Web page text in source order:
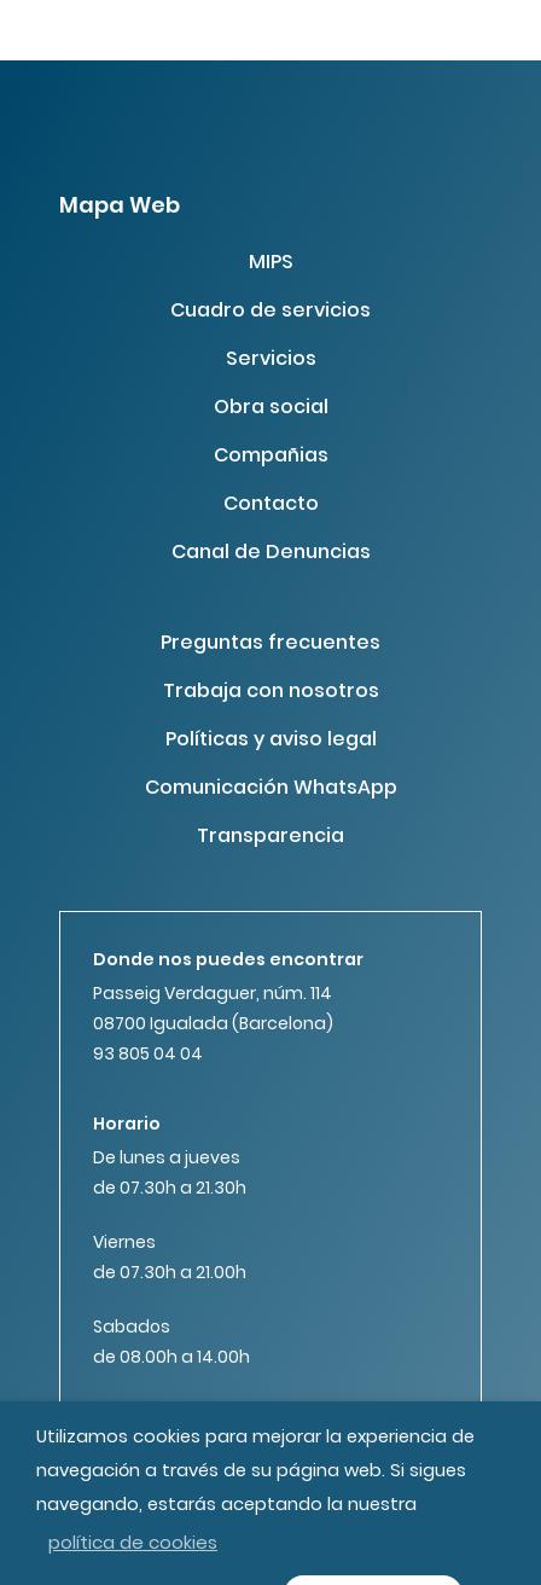
Mapa Web
MIPS
Cuadro de servicios
Servicios
Obra social
Compañias
Contacto
Canal de Denuncias
Preguntas frecuentes
Trabaja con nosotros
Políticas y aviso legal
Comunicación WhatsApp
Transparencia
Todos los derechos reservados
Donde nos puedes encontrar
Passeig Verdaguer, núm. 114
08700 Igualada (Barcelona)
93 805 04 04
Horario
De lunes a jueves
de 07.30h a 21.30h
Viernes
de 07.30h a 21.00h
Sabados
de 08.00h a 14.00h
Utilizamos cookies para mejorar la experiencia de
navegación a través de su página web. Si sigues
navegando, estarás aceptando la nuestra
política de cookies